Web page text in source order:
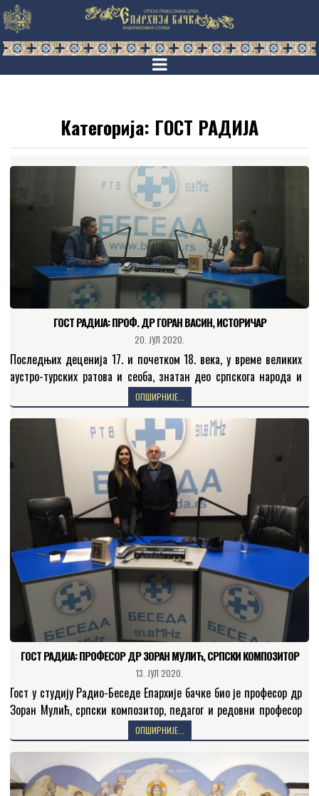
Категорија: ГОСТ РАДИЈА
ГОСТ РАДИЈА: ПРОФ. ДР ГОРАН ВАСИН, ИСТОРИЧАР
20. ЈУЛ 2020.
Последњих деценија 17. и почетком 18. века, у време великих
аустро-турских ратова и сеоба, знатан део српскога народа и
његов црквени врх преселили су се…
ОПШИРНИЈЕ...
ГОСТ РАДИЈА: ПРОФЕСОР ДР ЗОРАН МУЛИЋ, СРПСКИ КОМПОЗИТОР
13. ЈУЛ 2020.
Гост у студију Радио-Беседе Епархије бачке био је професор др
Зоран Мулић, српски композитор, педагог и редовни професор
Академије уметности у Новом Саду. Професора Мулића…
ОПШИРНИЈЕ...